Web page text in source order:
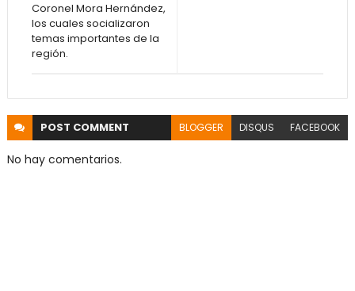
Coronel Mora Hernández,
los cuales socializaron
temas importantes de la
región.
POST COMMENT BLOGGER DISQUS FACEBOOK
No hay comentarios.